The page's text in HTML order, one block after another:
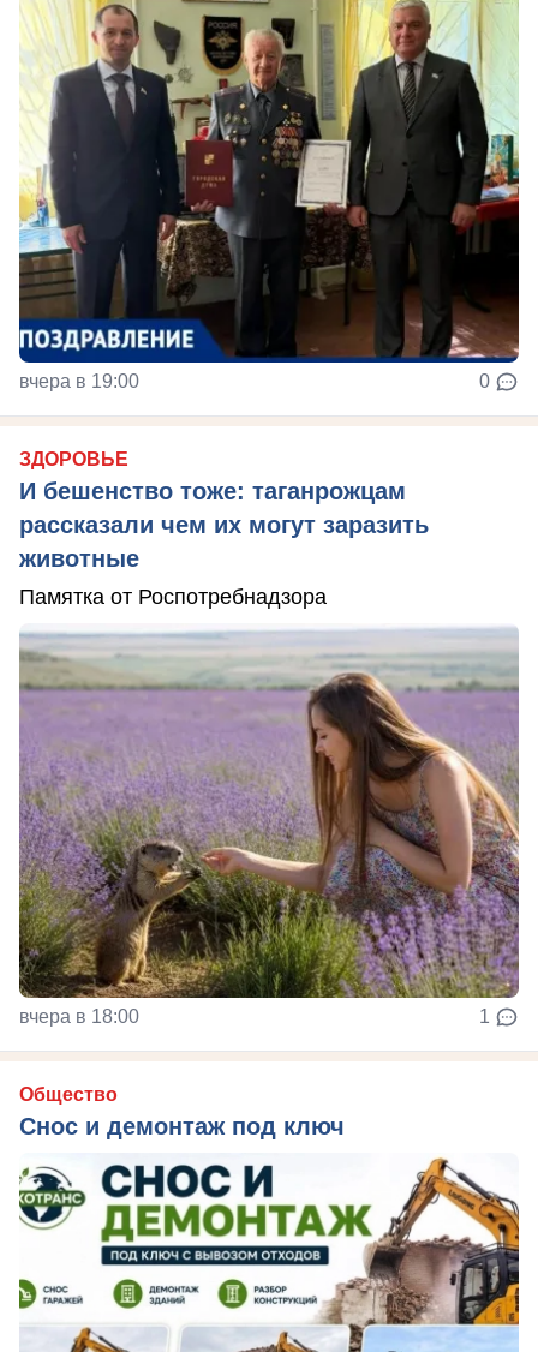
вчера в 19:00 0
ЗДОРОВЬЕ
И бешенство тоже: таганрожцам
рассказали чем их могут заразить
животные
Памятка от Роспотребнадзора
вчера в 18:00 1
Общество
Снос и демонтаж под ключ